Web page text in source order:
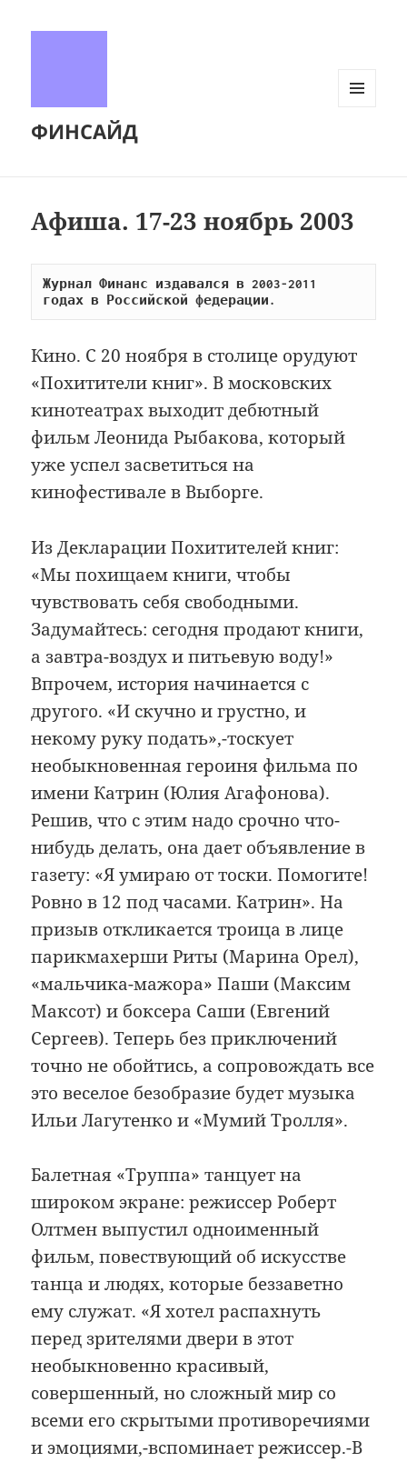
ФИНСАЙД
Афиша. 17-23 ноябрь 2003
Журнал Финанс издавался в 2003-2011
годах в Российской федерации.
Кино. С 20 ноября в столице орудуют
«Похитители книг». В московских
кинотеатрах выходит дебютный
фильм Леонида Рыбакова, который
уже успел засветиться на
кинофестивале в Выборге.
Из Декларации Похитителей книг:
«Мы похищаем книги, чтобы
чувствовать себя свободными.
Задумайтесь: сегодня продают книги,
а завтра-воздух и питьевую воду!»
Впрочем, история начинается с
другого. «И скучно и грустно, и
некому руку подать»,-тоскует
необыкновенная героиня фильма по
имени Катрин (Юлия Агафонова).
Решив, что с этим надо срочно что-
нибудь делать, она дает объявление в
газету: «Я умираю от тоски. Помогите!
Ровно в 12 под часами. Катрин». На
призыв откликается троица в лице
парикмахерши Риты (Марина Орел),
«мальчика-мажора» Паши (Максим
Максот) и боксера Саши (Евгений
Сергеев). Теперь без приключений
точно не обойтись, а сопровождать все
это веселое безобразие будет музыка
Ильи Лагутенко и «Мумий Тролля».
Балетная «Труппа» танцует на
широком экране: режиссер Роберт
Олтмен выпустил одноименный
фильм, повествующий об искусстве
танца и людях, которые беззаветно
ему служат. «Я хотел распахнуть
перед зрителями двери в этот
необыкновенно красивый,
совершенный, но сложный мир со
всеми его скрытыми противоречиями
и эмоциями,-вспоминает режиссер.-В